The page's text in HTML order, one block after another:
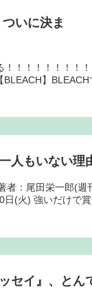
いに決ま
！！！！！！！！
】BLEACH
人もいない理
：尾田栄一郎(週
(火) 強いだけで
セイ』、と